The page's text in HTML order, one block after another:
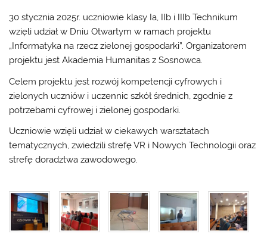
30 stycznia 2025r. uczniowie klasy Ia, IIb i IIIb Technikum
wzięli udział w Dniu Otwartym w ramach projektu
„Informatyka na rzecz zielonej gospodarki”. Organizatorem
projektu jest Akademia Humanitas z Sosnowca.
Celem projektu jest rozwój kompetencji cyfrowych i
zielonych uczniów i uczennic szkół średnich, zgodnie z
potrzebami cyfrowej i zielonej gospodarki.
Uczniowie wzięli udział w ciekawych warsztatach
tematycznych, zwiedzili strefę VR i Nowych Technologii oraz
strefę doradztwa zawodowego.